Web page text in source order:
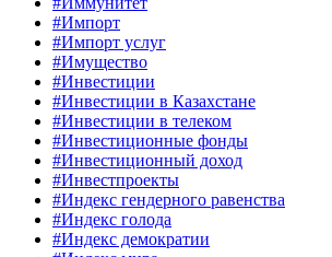
#Импорт
#Импорт услуг
#Имущество
#Инвестиции
#Инвестиции в Казахстане
#Инвестиции в телеком
#Инвестиционные фонды
#Инвестиционный доход
#Инвестпроекты
#Индекс гендерного равенства
#Индекс голода
#Индекс демократии